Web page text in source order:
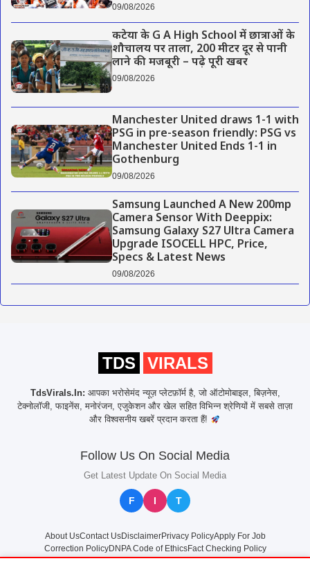
09/08/2026
कटेया के G A High School में छात्राओं के
शौचालय पर ताला, 200 मीटर दूर से पानी
लाने की मजबूरी – पढ़े पूरी खबर
09/08/2026
Manchester United draws 1-1 with
PSG in pre-season friendly: PSG vs
Manchester United Ends 1-1 in
Gothenburg
09/08/2026
Samsung Launched A New 200mp
Camera Sensor With Deeppix:
Samsung Galaxy S27 Ultra Camera
Upgrade ISOCELL HPC, Price,
Specs & Latest News
09/08/2026
TDS VIRALS
TdsVirals.In: आपका भरोसेमंद न्यूज़ प्लेटफ़ॉर्म है, जो ऑटोमोबाइल, बिज़नेस,
टेक्नोलॉजी, फाइनेंस, मनोरंजन, एजुकेशन और खेल सहित विभिन्न श्रेणियों में सबसे ताज़ा
और विश्वसनीय खबरें प्रदान करता हैं!
Follow Us On Social Media
Get Latest Update On Social Media
F I T
About UsContact UsDisclaimerPrivacy PolicyApply For Job
Correction PolicyDNPA Code of EthicsFact Checking Policy